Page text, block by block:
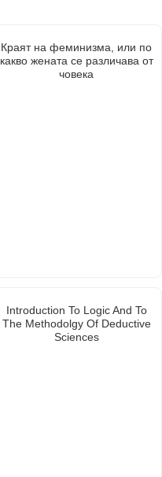
Краят на феминизма, или по
какво жената се различава от
човека
Introduction To Logic And To
The Methodolgy Of Deductive
Sciences